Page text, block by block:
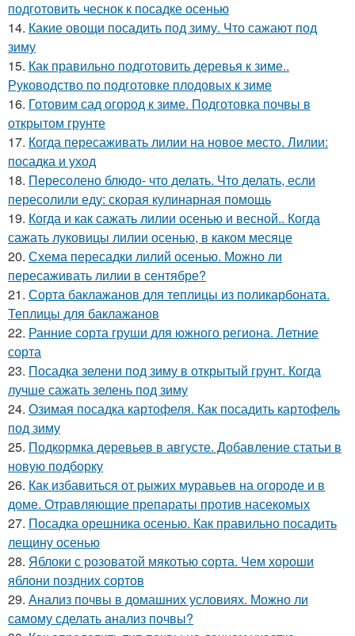
подготовить чеснок к посадке осенью
14. Какие овощи посадить под зиму. Что сажают под
зиму
15. Как правильно подготовить деревья к зиме..
Руководство по подготовке плодовых к зиме
16. Готовим сад огород к зиме. Подготовка почвы в
открытом грунте
17. Когда пересаживать лилии на новое место. Лилии:
посадка и уход
18. Пересолено блюдо- что делать. Что делать, если
пересолили еду: скорая кулинарная помощь
19. Когда и как сажать лилии осенью и весной.. Когда
сажать луковицы лилии осенью, в каком месяце
20. Схема пересадки лилий осенью. Можно ли
пересаживать лилии в сентябре?
21. Сорта баклажанов для теплицы из поликарбоната.
Теплицы для баклажанов
22. Ранние сорта груши для южного региона. Летние
сорта
23. Посадка зелени под зиму в открытый грунт. Когда
лучше сажать зелень под зиму
24. Озимая посадка картофеля. Как посадить картофель
под зиму
25. Подкормка деревьев в августе. Добавление статьи в
новую подборку
26. Как избавиться от рыжих муравьев на огороде и в
доме. Отравляющие препараты против насекомых
27. Посадка орешника осенью. Как правильно посадить
лещину осенью
28. Яблоки с розоватой мякотью сорта. Чем хороши
яблони поздних сортов
29. Анализ почвы в домашних условиях. Можно ли
самому сделать анализ почвы?